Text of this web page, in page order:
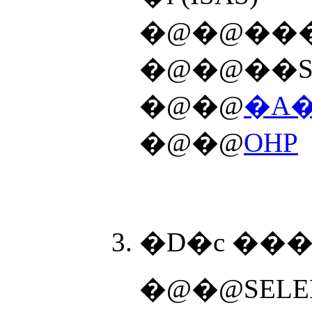
�@�@
�@�@OHP
�D�c